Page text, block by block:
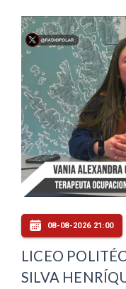
08-08-2026 21:00
LICEO
SILVA